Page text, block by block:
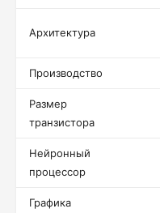
Архитектура
Производство
Размер
транзистора
Нейронный
процессор
Графика